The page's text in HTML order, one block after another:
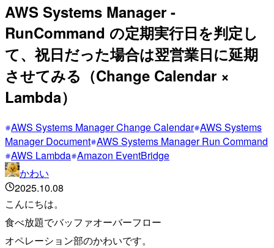
AWS Systems Manager -
RunCommand の定期実行日を判定し
て、祝日だった場合は翌営業日に延期
させてみる（Change Calendar ×
Lambda）
AWS Systems Manager Change Calendar AWS Systems
Manager Document AWS Systems Manager Run Command
AWS Lambda Amazon EventBridge
かわい
2025.10.08
こんにちは。
食べ放題でバッファオーバーフロー
オペレーション部のかわいです。